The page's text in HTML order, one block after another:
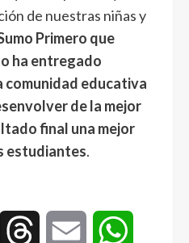
de nuestras niñas y
Primero que
ha entregado
comunidad educativa
de la mejor
final una mejor
estudiantes.
Gmail Threads Email